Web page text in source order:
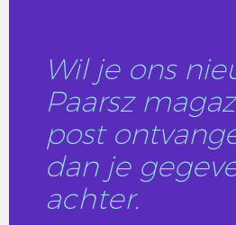
Wil je ons
Paarsz
post
dan je
achter.